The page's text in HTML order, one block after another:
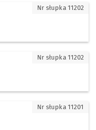
Nr słupka 11202
Nr słupka 11202
Nr słupka 11201